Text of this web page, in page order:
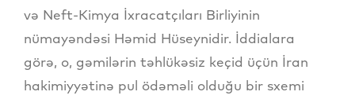
və Neft-Kimya İxracatçıları Birliyinin
nümayəndəsi Həmid Hüseynidir. İddialara
görə, o, gəmilərin təhlükəsiz keçid üçün İran
hakimiyyətinə pul ödəməli olduğu bir sxemi